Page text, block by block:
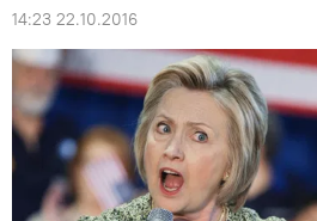
14:23 22.10.2016